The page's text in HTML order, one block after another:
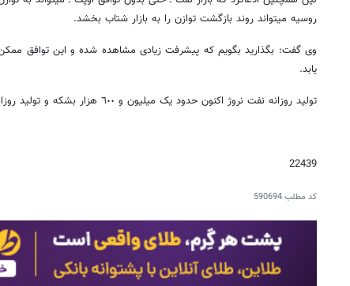
روسیه می‎تواند روند بازگشت توازن را به بازار شتاب بخشد.
وی گفت: بگذارید بگویم که پیشرفت زیادی مشاهده شده و این توافق
یابد.
تولید روزانه نفت نروژ اکنون حدود یک میلیون و ٦٠٠ هزار بشکه و تولید روزانه گاز آن ٢٨٠ میلیون مترمکعب است.
22439
کد مطلب590694